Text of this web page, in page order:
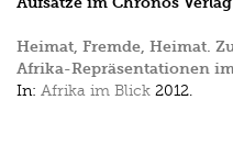
Heimat, Fremde, Heimat.
Afrika-Repräsentationen
In: Afrika im Blick 2012.